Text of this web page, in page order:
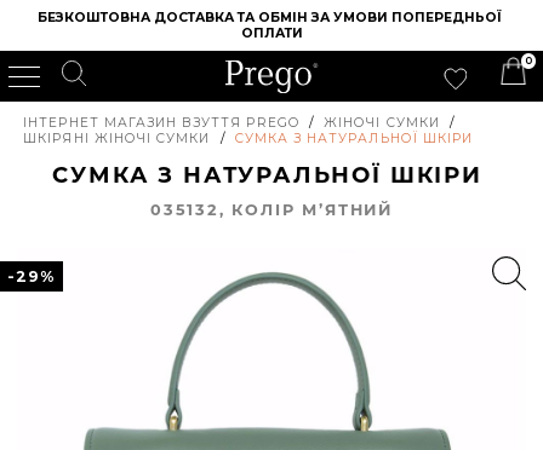
БЕЗКОШТОВНА ДОСТАВКА ТА ОБМІН ЗА УМОВИ ПОПЕРЕДНЬОЇ
ОПЛАТИ
0
ІНТЕРНЕТ МАГАЗИН ВЗУТТЯ PREGO / ЖІНОЧІ СУМКИ
/
ШКІРЯНІ ЖІНОЧІ СУМКИ
/ СУМКА З НАТУРАЛЬНОЇ ШКІРИ
СУМКА З НАТУРАЛЬНОЇ ШКІРИ
035132, КОЛIР М’ЯТНИЙ
-29%